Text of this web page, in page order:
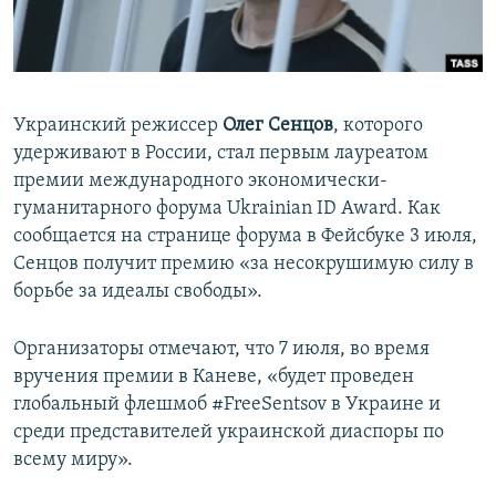
ПОБЕДИТЕЛЕЙ НЕ СУДЯТ?
КРЫМ.НЕПОКОРЕННЫЙ
УКРАИНСКАЯ ПРОБЛЕМА КРЫМА
ПРИСОЕДИНЯЙТЕСЬ!
Все сайты RFE/RL
Украинский режиссер Олег Сенцов, которого
удерживают в России, стал первым лауреатом
премии международного экономически-
гуманитарного форума Ukrainian ID Award. Как
сообщается на странице форума в Фейсбуке 3 июля,
Сенцов получит премию «за несокрушимую силу в
борьбе за идеалы свободы».
Организаторы отмечают, что 7 июля, во время
вручения премии в Каневе, «будет проведен
глобальный флешмоб #FreeSentsov в Украине и
среди представителей украинской диаспоры по
всему миру».